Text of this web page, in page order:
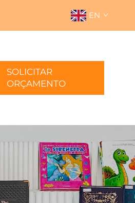
EN
SOLICITAR
ORÇAMENTO